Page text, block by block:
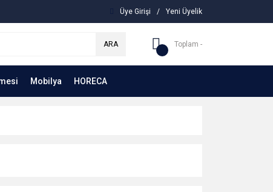
Üye Girişi / Yeni Üyelik
ARA Toplam -
Mobilya HORECA